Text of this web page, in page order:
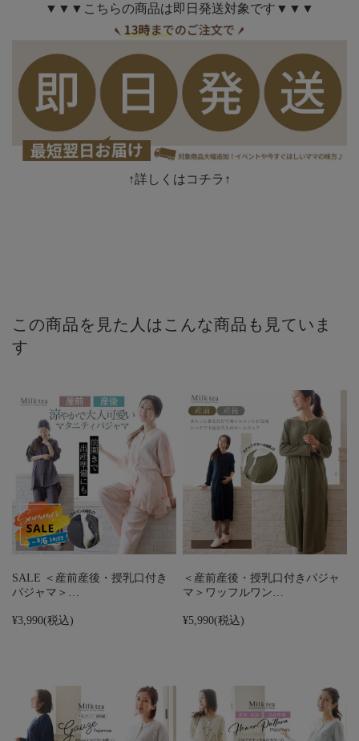
▼▼▼こちらの商品は即日発送対象です▼▼▼
↑詳しくはコチラ↑
この商品を見た人はこんな商品も見ていま
す
SALE ＜産前産後・授乳口付き
パジャマ＞…
¥3,990(税込)
＜産前産後・授乳口付きパジャ
マ＞ワッフルワン…
¥5,990(税込)